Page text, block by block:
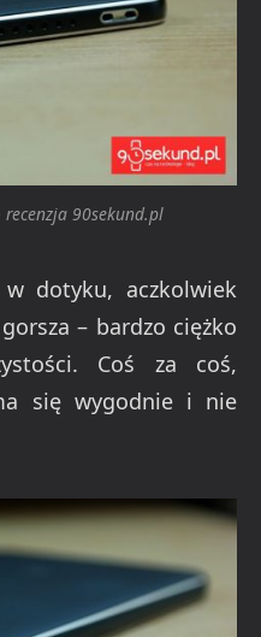
recenzja 90sekund.pl
dotyku, aczkolwiek
– bardzo ciężko
Coś za coś,
się wygodnie i nie